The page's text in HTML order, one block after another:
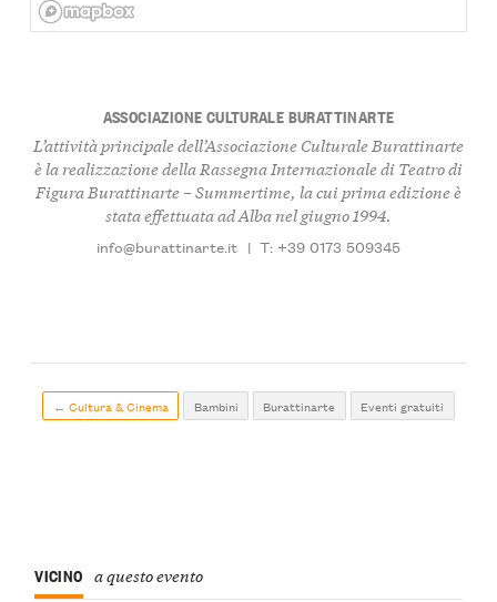
ASSOCIAZIONE CULTURALE BURATTINARTE
L’attività principale dell’Associazione Culturale Burattinarte
è la realizzazione della Rassegna Internazionale di Teatro di
FiguraBurattinarte – Summertime, la cui prima edizione è
stata effettuata ad Alba nel giugno 1994.
info@burattinarte.it | T: +39 0173 509345
← Cultura & Cinema Bambini Burattinarte Eventi gratuiti
VICINO a questo evento